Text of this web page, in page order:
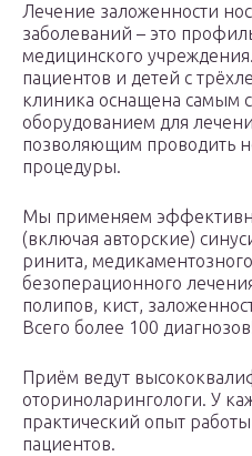
Лечение заложенности
заболеваний – это
медицинского
пациентов и детей с
клиника оснащена самым
оборудованием для
позволяющим проводить
процедуры.
Мы применяем
(включая авторские)
ринита,
безоперационного
полипов, кист,
Всего более 100
Приём ведут
оториноларингологи. У
практический опыт
пациентов.